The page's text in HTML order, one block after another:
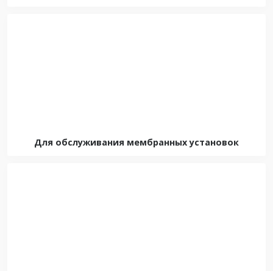
Для обслуживания мембранных установок